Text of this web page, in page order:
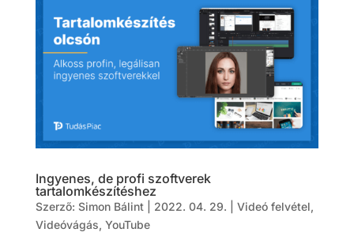
Ingyenes, de profi szoftverek
tartalomkészítéshez
Szerző: Simon Bálint| 2022. 04. 29. Videó felvétel,
Videóvágás, YouTube